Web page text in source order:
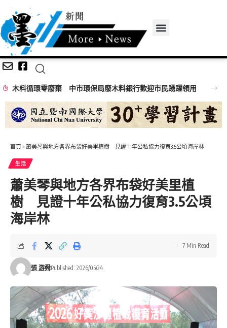
木料循環零廢棄 中市環保局廢木料銀行歡迎市民踴躍領用
首頁 » 蕭美琴與地方各界布袋好美里植樹 見證十年公私協力復育3.5公頃海岸林
生活
蕭美琴與地方各界布袋好美里植
樹 見證十年公私協力復育3.5公頃
海岸林
張 游舜Published: 2026/05/24
7 Min Read